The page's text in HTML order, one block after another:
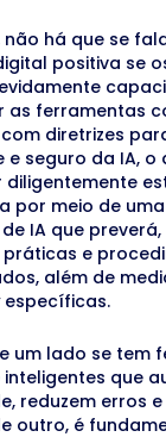
não há que se
positiva se
as ferramentas
diretrizes
seguro da IA, o
diligentemente
por meio de
IA que
e
além de
específicas.
um lado se tem
que
reduzem erros
outro, é